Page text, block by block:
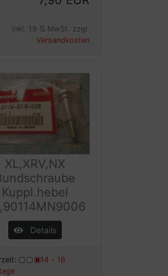
inkl. 19 % MwSt. zzgl.
Versandkosten
XL,XRV,NX
Kuppl.hebel
Details
14 - 16